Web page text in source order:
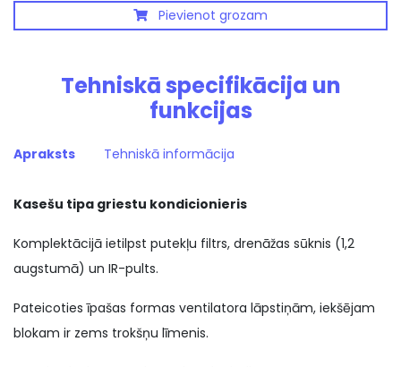
Pievienot grozam
Tehniskā specifikācija un
funkcijas
Apraksts Tehniskā informācija
Kasešu tipa griestu kondicionieris
Komplektācijā ietilpst putekļu filtrs, drenāžas sūknis (1,2
augstumā) un IR-pults.
Pateicoties īpašas formas ventilatora lāpstiņām, iekšējam
blokam ir zems trokšņu līmenis.